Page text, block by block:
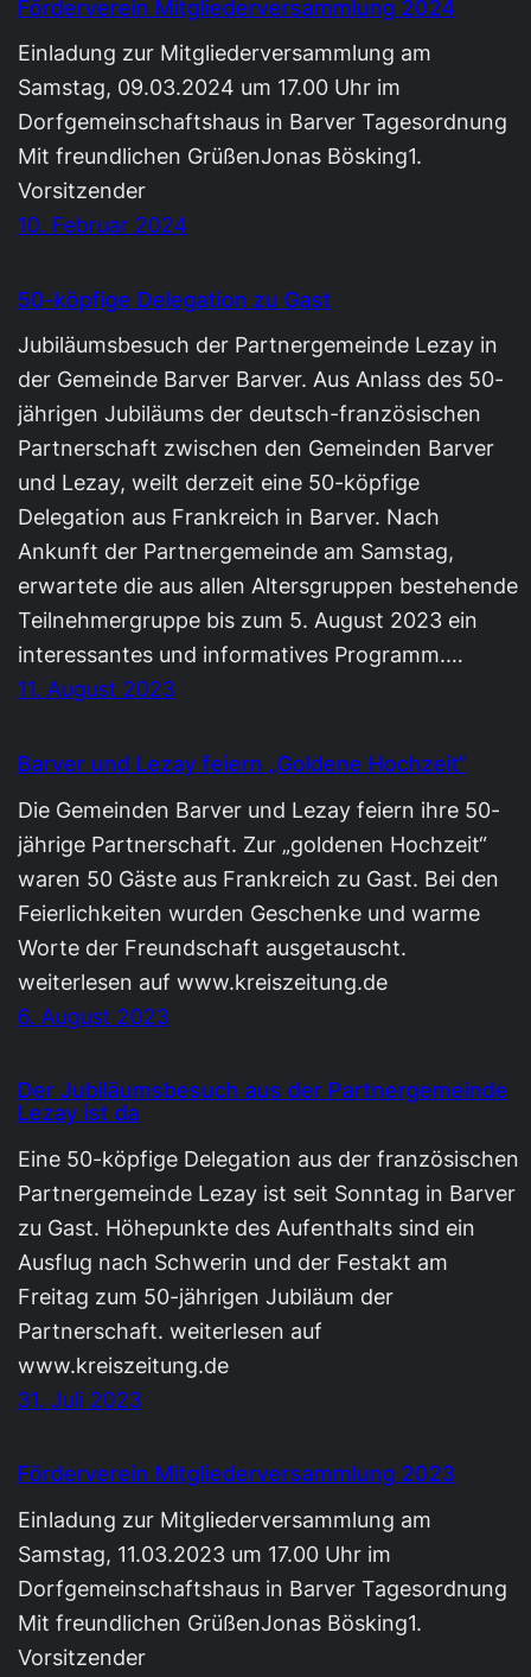
Förderverein Mitgliederversammlung 2024
Einladung zur Mitgliederversammlung am
Samstag, 09.03.2024 um 17.00 Uhr im
Dorfgemeinschaftshaus in Barver Tagesordnung
Mit freundlichen GrüßenJonas Bösking1.
Vorsitzender
10. Februar 2024
50-köpfige Delegation zu Gast
Jubiläumsbesuch der Partnergemeinde Lezay in
der Gemeinde Barver Barver. Aus Anlass des 50-
jährigen Jubiläums der deutsch-französischen
Partnerschaft zwischen den Gemeinden Barver
und Lezay, weilt derzeit eine 50-köpfige
Delegation aus Frankreich in Barver. Nach
Ankunft der Partnergemeinde am Samstag,
erwartete die aus allen Altersgruppen bestehende
Teilnehmergruppe bis zum 5. August 2023 ein
interessantes und informatives Programm.…
11. August 2023
Barver und Lezay feiern „Goldene Hochzeit“
Die Gemeinden Barver und Lezay feiern ihre 50-
jährige Partnerschaft. Zur „goldenen Hochzeit“
waren 50 Gäste aus Frankreich zu Gast. Bei den
Feierlichkeiten wurden Geschenke und warme
Worte der Freundschaft ausgetauscht.
weiterlesen auf www.kreiszeitung.de
6. August 2023
Der Jubiläumsbesuch aus der Partnergemeinde
Lezay ist da
Eine 50-köpfige Delegation aus der französischen
Partnergemeinde Lezay ist seit Sonntag in Barver
zu Gast. Höhepunkte des Aufenthalts sind ein
Ausflug nach Schwerin und der Festakt am
Freitag zum 50-jährigen Jubiläum der
Partnerschaft. weiterlesen auf
www.kreiszeitung.de
31. Juli 2023
Förderverein Mitgliederversammlung 2023
Einladung zur Mitgliederversammlung am
Samstag, 11.03.2023 um 17.00 Uhr im
Dorfgemeinschaftshaus in Barver Tagesordnung
Mit freundlichen GrüßenJonas Bösking1.
Vorsitzender